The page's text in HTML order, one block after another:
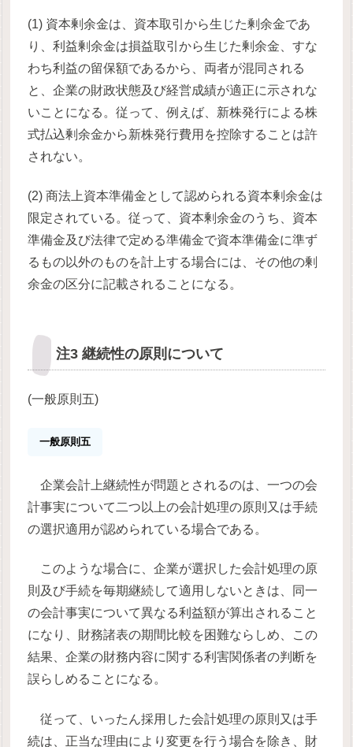
(1) 資本剰余金は、資本取引から生じた剰余金であ
り、利益剰余金は損益取引から生じた剰余金、すな
わち利益の留保額であるから、両者が混同される
と、企業の財政状態及び経営成績が適正に示されな
いことになる。従って、例えば、新株発行による株
式払込剰余金から新株発行費用を控除することは許
されない。
(2) 商法上資本準備金として認められる資本剰余金は
限定されている。従って、資本剰余金のうち、資本
準備金及び法律で定める準備金で資本準備金に準ず
るもの以外のものを計上する場合には、その他の剰
余金の区分に記載されることになる。
注3 継続性の原則について
(一般原則五)
一般原則五
企業会計上継続性が問題とされるのは、一つの会
計事実について二つ以上の会計処理の原則又は手続
の選択適用が認められている場合である。
このような場合に、企業が選択した会計処理の原
則及び手続を毎期継続して適用しないときは、同一
の会計事実について異なる利益額が算出されること
になり、財務諸表の期間比較を困難ならしめ、この
結果、企業の財務内容に関する利害関係者の判断を
誤らしめることになる。
従って、いったん採用した会計処理の原則又は手
続は、正当な理由により変更を行う場合を除き、財